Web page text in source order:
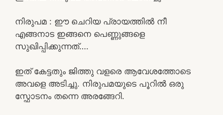
നിരുപമ : ഈ ചെറിയ പ്രായത്തിൽ നീ
എങ്ങനാട ഇങ്ങനെ പെണ്ണുങ്ങളെ
സുഖിപ്പിക്കുന്നത്….
ഇത് കേട്ടതും ജിത്തു വളരെ ആവേശത്തോടെ
അവളെ അടിച്ചു. നിരുപമയുടെ പൂറിൽ ഒരു
സ്ഫോടനം തന്നെ അരങ്ങേറി.